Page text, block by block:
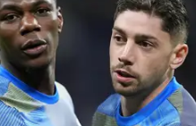
semanas en reposo por